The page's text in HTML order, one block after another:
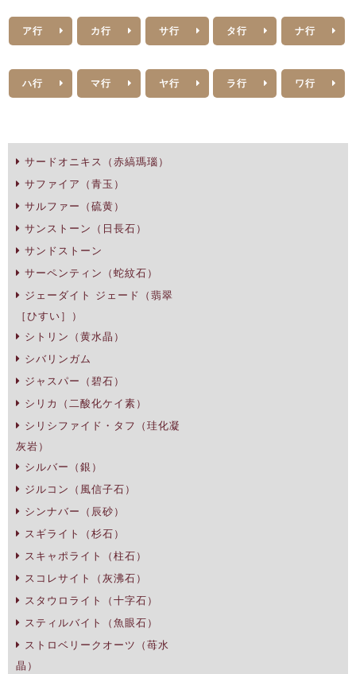
ア行 カ行 サ行 タ行 ナ行
ハ行 マ行 ヤ行 ラ行 ワ行
サードオニキス（赤縞瑪瑙）
サファイア（青玉）
サルファー（硫黄）
サンストーン（日長石）
サンドストーン
サーペンティン（蛇紋石）
ジェーダイト ジェード（翡翠
［ひすい］）
シトリン（黄水晶）
シバリンガム
ジャスパー（碧石）
シリカ（二酸化ケイ素）
シリシファイド・タフ（珪化凝
灰岩）
シルバー（銀）
ジルコン（風信子石）
シンナバー（辰砂）
スギライト（杉石）
スキャポライト（柱石）
スコレサイト（灰沸石）
スタウロライト（十字石）
スティルバイト（魚眼石）
ストロベリークオーツ（苺水
晶）